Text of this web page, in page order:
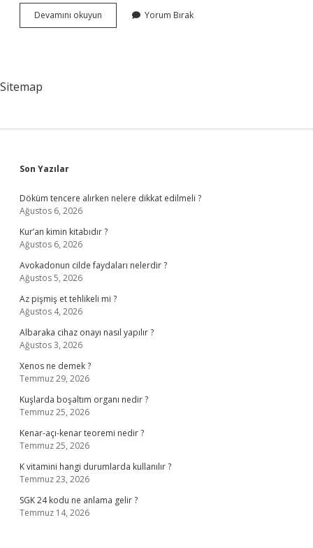
Devamını okuyun
Başı
Yorum Bırak
Sitemap
Sidebar
Son Yazılar
Döküm tencere alırken nelere dikkat edilmeli ?
Ağustos 6, 2026
Kur’an kimin kitabıdır ?
Ağustos 6, 2026
Avokadonun cilde faydaları nelerdir ?
Ağustos 5, 2026
Az pişmiş et tehlikeli mi ?
Ağustos 4, 2026
Albaraka cihaz onayı nasıl yapılır ?
Ağustos 3, 2026
Xenos ne demek ?
Temmuz 29, 2026
Kuşlarda boşaltım organı nedir ?
Temmuz 25, 2026
Kenar-açı-kenar teoremi nedir ?
Temmuz 25, 2026
K vitamini hangi durumlarda kullanılır ?
Temmuz 23, 2026
SGK 24 kodu ne anlama gelir ?
Temmuz 14, 2026